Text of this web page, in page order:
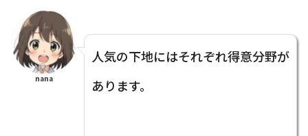
nana
人気の下地にはそれぞれ得意分野が
あります。